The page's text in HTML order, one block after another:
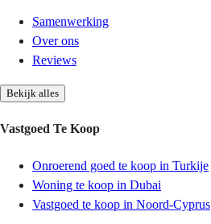
Samenwerking
Over ons
Reviews
Bekijk alles
Vastgoed Te Koop
Onroerend goed te koop in Turkije
Woning te koop in Dubai
Vastgoed te koop in Noord-Cyprus